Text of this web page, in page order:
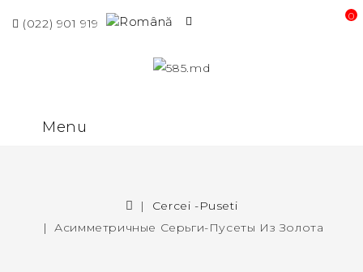
(022) 901 919
0
Menu
Cercei -puseti
Асимметричные Серьги-Пусеты Из Золота